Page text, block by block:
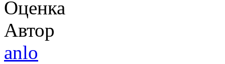
Оценка
Автор
anlo